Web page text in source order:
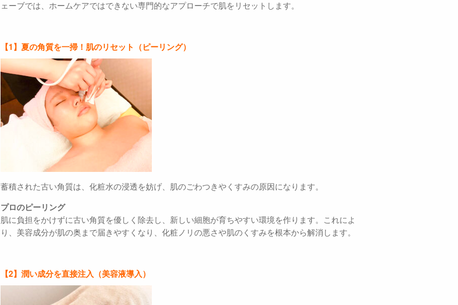
ェーブでは、ホームケアではできない専門的なアプローチで肌をリセットします。
【1】夏の角質を一掃！肌のリセット（ピーリング）
蓄積された古い角質は、化粧水の浸透を妨げ、肌のごわつきやくすみの原因になります。
プロのピーリング
肌に負担をかけずに古い角質を優しく除去し、新しい細胞が育ちやすい環境を作ります。これによ
り、美容成分が肌の奥まで届きやすくなり、化粧ノリの悪さや肌のくすみを根本から解消します。
【2】潤い成分を直接注入（美容液導入）